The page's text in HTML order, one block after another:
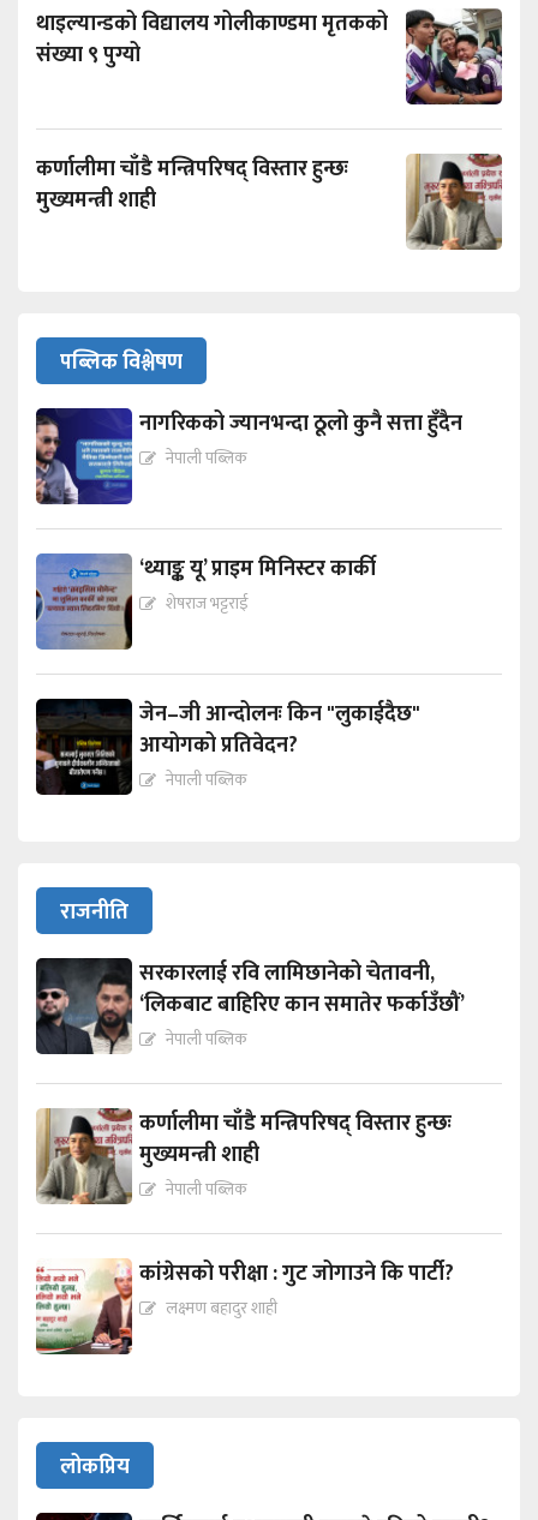
थाइल्यान्डको विद्यालय गोलीकाण्डमा मृतकको
संख्या ९ पुग्यो
कर्णालीमा चाँडै मन्त्रिपरिषद् विस्तार हुन्छः
मुख्यमन्त्री शाही
पब्लिक विश्लेषण
नागरिकको ज्यानभन्दा ठूलो कुनै सत्ता हुँदैन
नेपाली पब्लिक
‘थ्याङ्क यू’ प्राइम मिनिस्टर कार्की
शेषराज भट्टराई
जेन–जी आन्दोलनः किन "लुकाईदैछ"
आयोगको प्रतिवेदन?
नेपाली पब्लिक
राजनीति
सरकारलाई रवि लामिछानेको चेतावनी,
‘लिकबाट बाहिरिए कान समातेर फर्काउँछौं’
नेपाली पब्लिक
कर्णालीमा चाँडै मन्त्रिपरिषद् विस्तार हुन्छः
मुख्यमन्त्री शाही
नेपाली पब्लिक
कांग्रेसको परीक्षा : गुट जोगाउने कि पार्टी?
लक्ष्मण बहादुर शाही
लोकप्रिय